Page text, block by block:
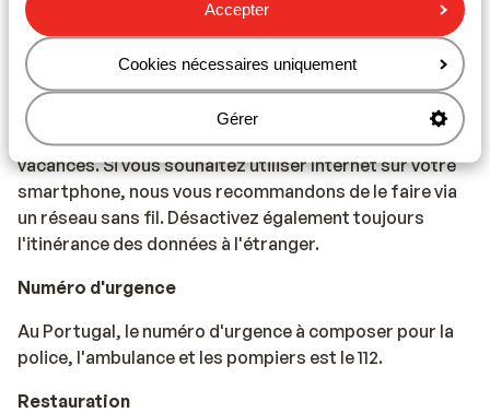
Accepter
Cookies nécessaires uniquement
Gérer
Vous pouvez utiliser votre téléphone mobile au
Portugal. Cependant, nous vous conseillons d'éviter
d'y recourir en raison de coûts élevés facturés par
l'opérateur en cas de déplacement à l'étranger.
Informez-vous auprès de lui avant de partir en
vacances. Si vous souhaitez utiliser Internet sur votre
smartphone, nous vous recommandons de le faire via
un réseau sans fil. Désactivez également toujours
l'itinérance des données à l'étranger.
Numéro d'urgence
Au Portugal, le numéro d'urgence à composer pour la
police, l'ambulance et les pompiers est le 112.
Restauration